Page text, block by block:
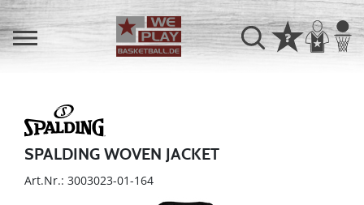
SPALDING WOVEN JACKET
Art.Nr.: 3003023-01-164